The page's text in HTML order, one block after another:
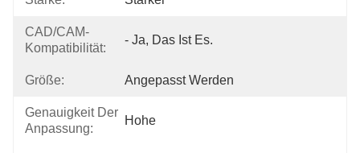
CAD/CAM-
Kompatibilität:
- Ja, Das Ist Es.
Größe: Angepasst Werden
Genauigkeit Der
Anpassung:
Hohe